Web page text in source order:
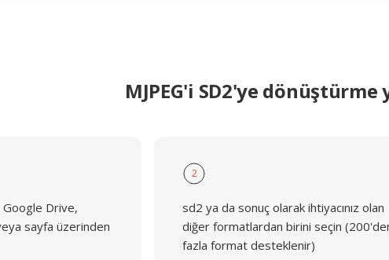
MJPEG'i SD2'ye
Google Drive,
sayfa üzerinden
2
sd2 ya da sonuç olarak ihtiyacınız olan
diğer formatlardan birini seçin
fazla format desteklenir)